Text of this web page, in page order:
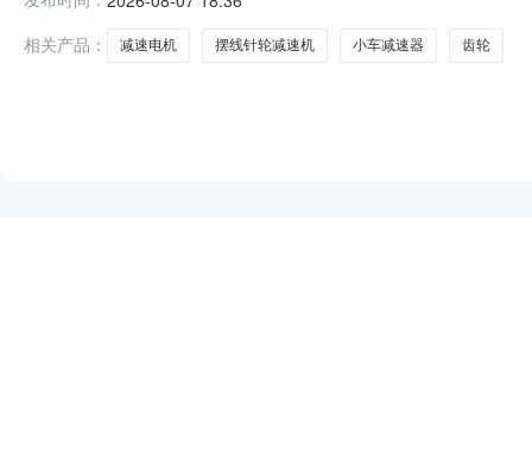
比:187;外形尺寸:中心高:290mm;原制造商:常州市武进
相关产品：
减速电机 摆线针轮减速机 小车减速器 齿轮